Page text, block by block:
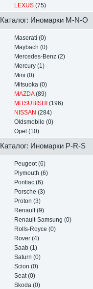
LEXUS (75)
Каталог: Иномарки M-N-O
Maserati (0)
Maybach (0)
Mercedes-Benz (2)
Mercury (1)
Mini (0)
Mitsuoka (0)
MAZDA(89)
MITSUBISHI (196)
NISSAN (284)
Oldsmobile (0)
Opel (10)
Каталог: Иномарки P-R-S
Peugeot (6)
Plymouth (6)
Pontiac (6)
Porsche (3)
Proton (3)
Renault (9)
Renault-Samsung (0)
Rolls-Royce (0)
Rover (4)
Saab (1)
Saturn (0)
Scion (0)
Seat (0)
Skoda (0)